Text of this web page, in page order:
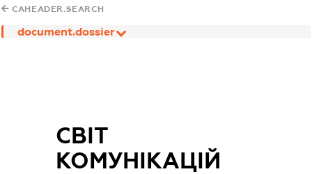
CAHEADER.SEARCH
document.dossier
СВІТ
КОМУНІКАЦІЙ